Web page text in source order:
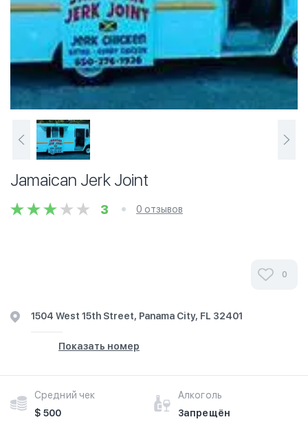
Jamaican Jerk Joint
3 0 отзывов
0
1504 West 15th Street, Panama City, FL 32401
Показать номер
Средний чек
$ 500
Алкоголь
Запрещён